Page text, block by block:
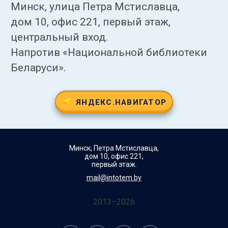
Минск, улица Петра Мстиславца,
дом 10, офис 221, первый этаж,
центральный вход.
Напротив «Национальной библиотеки
Беларуси».
ЯНДЕКС.НАВИГАТОР
Минск, Петра Мстиславца,
дом 10, офис 221,
первый этаж.
mail@intotem.by
2013–2026